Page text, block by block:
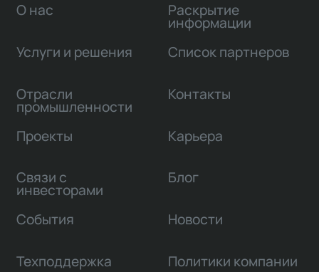
О нас
Услуги и решения
Отрасли
промышленности
Проекты
Связи с
инвесторами
Раскрытие
информации
Список партнеров
Контакты
Карьера
Блог
События Новости
Техподдержка Политики компании